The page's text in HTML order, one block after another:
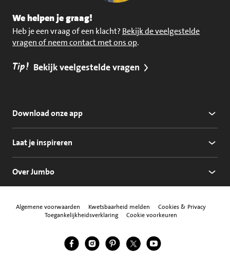
We helpen je graag!
Heb je een vraag of een klacht? Bekijk de veelgestelde
vragen of neem contact met ons op.
Tip! Bekijk veelgestelde vragen
Download onze app
Laat je inspireren
Over Jumbo
Algemene voorwaarden Kwetsbaarheid melden
Cookies & Privacy
Toegankelijkheidsverklaring
Cookie voorkeuren
Volg ons
Jumbo Facebook
Jumbo Instagram
Jumbo Pinterest
Jumbo Twitter
Jumbo YouTube